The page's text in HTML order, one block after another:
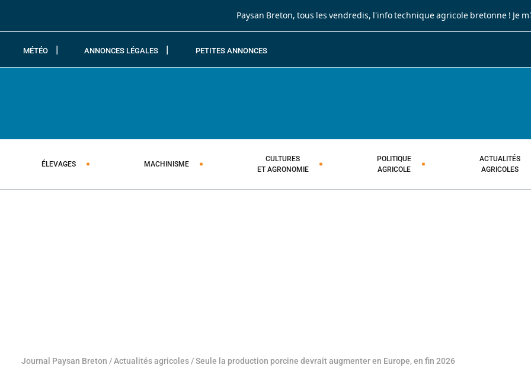
Paysan Breton, tous les vendredis, l'info technique agricole bretonne ! Je
MÉTÉO ANNONCES LÉGALES PETITES ANNONCES
ÉLEVAGES MACHINISME
CULTURES
ET AGRONOMIE
POLITIQUE
AGRICOLE
ACTUALITÉS
AGRICOLES
Journal Paysan Breton /Actualités agricoles /Seule la production porcine devrait augmenter en Europe, en fin 2026